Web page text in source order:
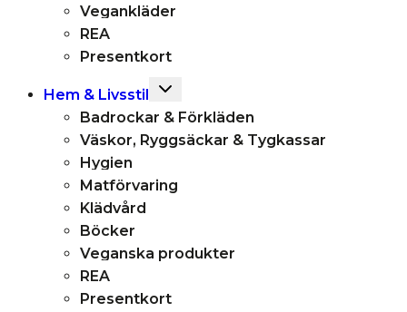
Vegankläder
REA
Presentkort
Hem & Livsstil
Toggle
menu
Badrockar & Förkläden
Väskor, Ryggsäckar & Tygkassar
Hygien
Matförvaring
Klädvård
Böcker
Veganska produkter
REA
Presentkort